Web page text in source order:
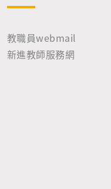
教職員webmail
新進教師服務網